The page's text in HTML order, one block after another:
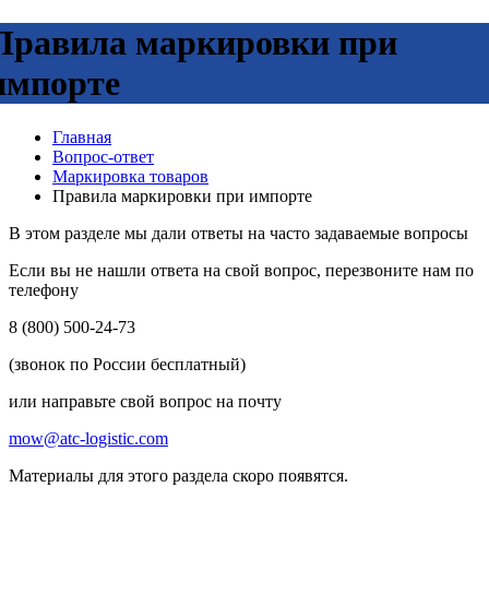
маркировки при
Главная
Вопрос-ответ
Маркировка товаров
Правила маркировки при импорте
В этом разделе мы дали ответы на часто задаваемые вопросы
Если вы не нашли ответа на свой вопрос, перезвоните нам по
телефону
8 (800) 500-24-73
(звонок по России бесплатный)
или направьте свой вопрос на почту
mow@atc-logistic.com
Материалы для этого раздела скоро появятся.